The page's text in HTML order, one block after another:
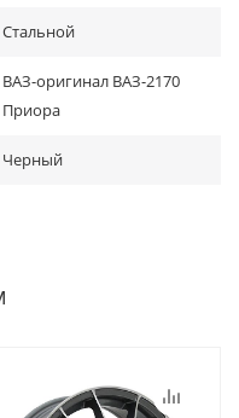
Стальной
ВАЗ-оригинал ВАЗ-2170
Приора
Черный